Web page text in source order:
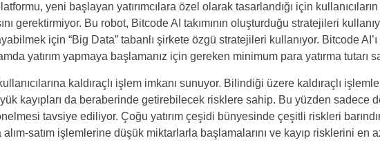
yeni başlayan yatırımcılara özel olarak tasarlandığı için
gerektirmiyor. Bu robot, Bitcode AI takımının oluşturduğu stratejileri
için “Big Data” tabanlı şirkete özgü stratejileri kullanıyor. Bitcode
yatırım yapmaya başlamanız için gereken minimum para yatırma tutarı
kaldıraçlı işlem imkanı sunuyor. Bilindiği üzere kaldıraçlı
kayıpları da beraberinde getirebilecek risklere sahip. Bu yüzden sadece
tavsiye ediliyor. Çoğu yatırım çeşidi bünyesinde çeşitli riskleri
alım-satım işlemlerine düşük miktarlarla başlamalarını ve kayıp risklerini